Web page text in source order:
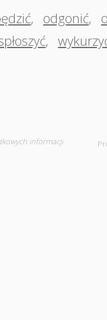
, odgonić,
,
informacji